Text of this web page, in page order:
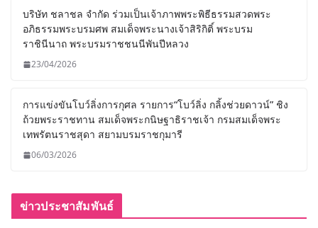
บริษัท ชลาชล จำกัด ร่วมเป็นเจ้าภาพพระพิธีธรรมสวดพระ
อภิธรรมพระบรมศพ สมเด็จพระนางเจ้าสิริกิติ์ พระบรม
ราชินีนาถ พระบรมราชชนนีพันปีหลวง
23/04/2026
การแข่งขันโบว์ลิ่งการกุศล รายการ“โบว์ลิ่ง กลิ้งช่วยดาวน์” ชิง
ถ้วยพระราชทาน สมเด็จพระกนิษฐาธิราชเจ้า กรมสมเด็จพระ
เทพรัตนราชสุดา สยามบรมราชกุมารี
06/03/2026
ข่าวประชาสัมพันธ์